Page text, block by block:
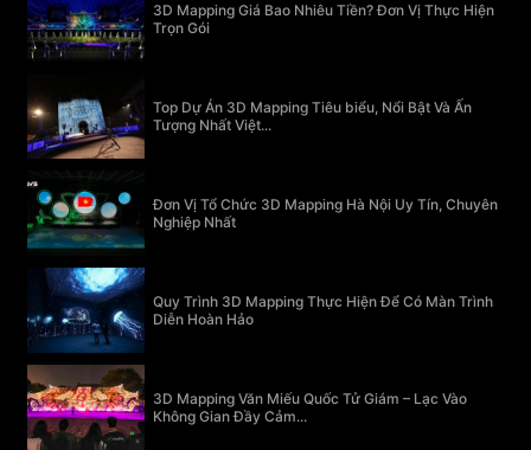
3D Mapping Giá Bao Nhiêu Tiền? Đơn Vị Thực Hiện
Trọn Gói
Top Dự Án 3D Mapping Tiêu biểu, Nổi Bật Và Ấn
Tượng Nhất Việt...
Đơn Vị Tổ Chức 3D Mapping Hà Nội Uy Tín, Chuyên
Nghiệp Nhất
Quy Trình 3D Mapping Thực Hiện Để Có Màn Trình
Diễn Hoàn Hảo
3D Mapping Văn Miếu Quốc Tử Giám – Lạc Vào
Không Gian Đầy Cảm...